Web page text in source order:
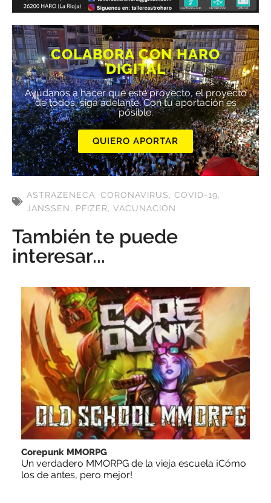
COLABORA CON HARO
DIGITAL
Ayúdanos a hacer que este proyecto, el proyecto
de todos, siga adelante. Con tu aportación es
posible.
QUIERO APORTAR
ASTRAZENECA, CORONAVIRUS, COVID-19,
JANSSEN, PFIZER, VACUNACIÓN
También te puede
interesar...
Corepunk MMORPG
Un verdadero MMORPG de la vieja escuela ¡Cómo
los de antes, pero mejor!